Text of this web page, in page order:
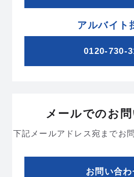
アルバイト
0120-730-
メールでのお
下記メールアドレス宛までお
お問い合わ
RECRUIT
インターンシップ
＆キャリア